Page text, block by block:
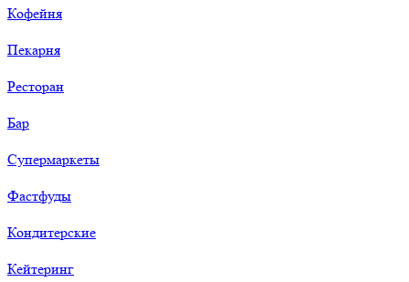
Кофейня
Пекарня
Ресторан
Бар
Супермаркеты
Фастфуды
Кондитерские
Кейтеринг